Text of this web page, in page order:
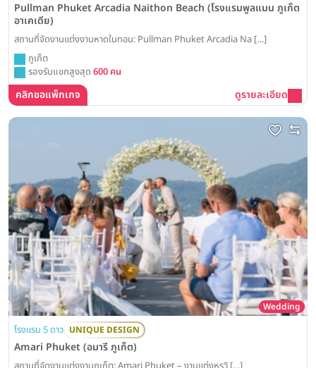
Pullman Phuket Arcadia Naithon Beach (โรงแรมพูลแมน ภูเก็ต
อาเคเดีย)
สถานที่จัดงานแต่งงานหาดในทอน: Pullman Phuket Arcadia Na […]
ภูเก็ต
รองรับแขกสูงสุด 600 คน
คลิกขอแพ็กเกจ ดูรายละเอียด
Wedding
โรงแรม 5 ดาว UNIQUE DESIGN
Amari Phuket (อมารี ภูเก็ต)